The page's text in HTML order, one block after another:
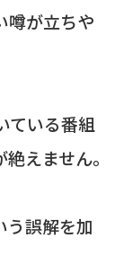
噂が立ちや
ている番組
えません。
う誤解を加